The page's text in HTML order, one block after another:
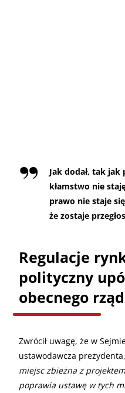
Jak dodał, tak
kłamstwo nie
prawo nie staje
że zostaje
Regulacje
polityczny
obecnego
Zwrócił uwagę, że w
ustawodawcza
miejsc zbieżna z
poprawia ustawę w tych